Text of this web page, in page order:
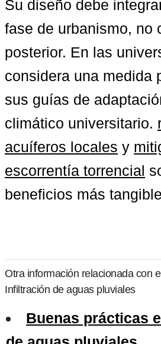
Su diseño debe
fase de urbanismo, no
posterior. En las
considera una medida
sus guías de
climático universitario.
acuíferos locales y
escorrentía torrencial
beneficios más
Otra información relacionada con
Infiltración de aguas pluviales
Buenas prácticas